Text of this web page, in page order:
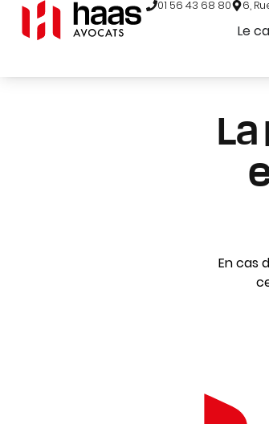
01 56 43 68 80 6,
Le
La
En cas